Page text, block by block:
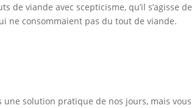
viande avec scepticisme, qu’il s’agisse de
ne consommaient pas du tout de viande.
solution pratique de nos jours, mais vous